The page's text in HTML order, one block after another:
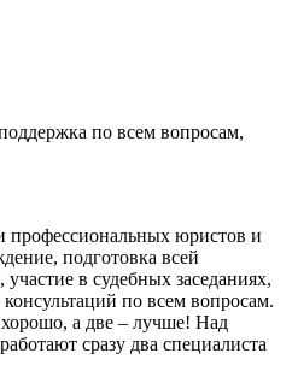
по всем вопросам,
юристов и
подготовка всей
в судебных заседаниях,
по всем вопросам.
хорошо, а две – лучше! Над
сразу два специалиста